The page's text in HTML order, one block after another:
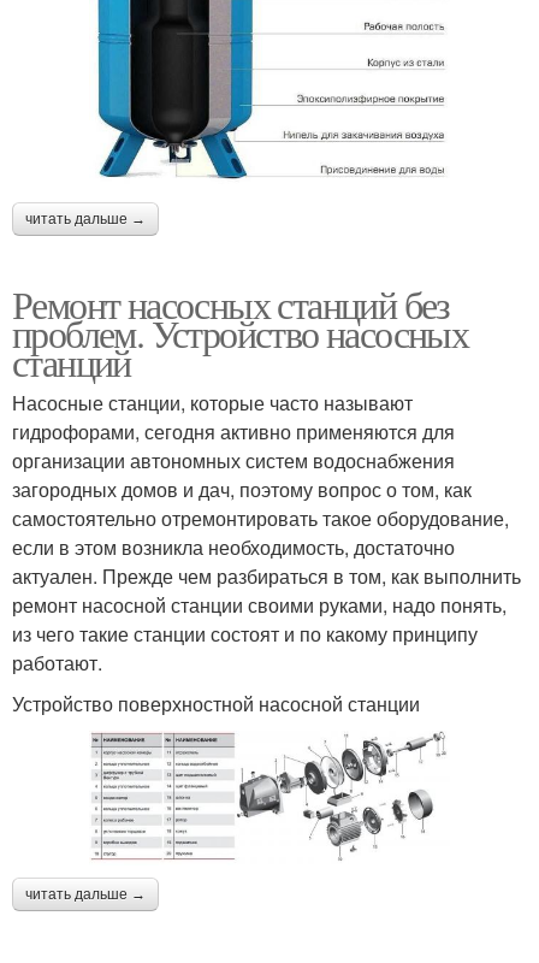
читать дальше →
Ремонт насосных станций без
проблем. Устройство насосных
станций
Насосные станции, которые часто называют
гидрофорами, сегодня активно применяются для
организации автономных систем водоснабжения
загородных домов и дач, поэтому вопрос о том, как
самостоятельно отремонтировать такое оборудование,
если в этом возникла необходимость, достаточно
актуален. Прежде чем разбираться в том, как выполнить
ремонт насосной станции своими руками, надо понять,
из чего такие станции состоят и по какому принципу
работают.
Устройство поверхностной насосной станции
читать дальше →